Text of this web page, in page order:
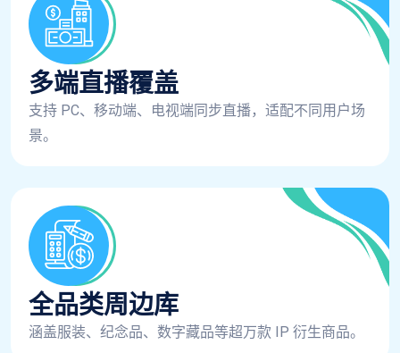
多端直播覆盖
支持 PC、移动端、电视端同步直播，适配不同用户场
景。
全品类周边库
涵盖服装、纪念品、数字藏品等超万款 IP 衍生商品。